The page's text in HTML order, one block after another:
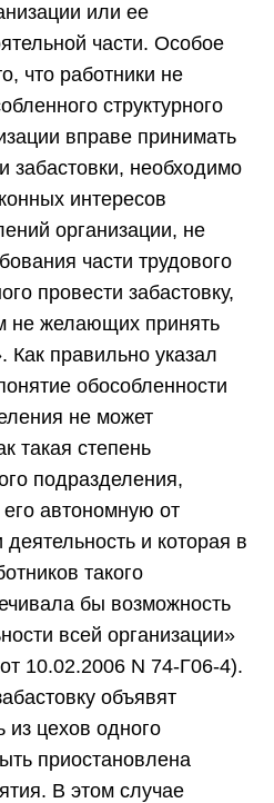
или ее
части. Особое
что работники не
структурного
вправе принимать
забастовки, необходимо
интересов
организации, не
части трудового
провести забастовку,
не желающих принять
Как правильно указал
обособленности
не может
такая степень
подразделения,
его автономную от
и которая в
такого
бы возможность
всей организации»
10.02.2006 N 74-Г06-4).
объявят
из цехов одного
приостановлена
В этом случае